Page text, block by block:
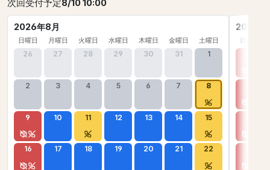
次回受付予定8/10 10:00
2026年8月
日曜日 月曜日 火曜日 水曜日 木曜日 金曜日 土曜日
26 27 28 29 30 31 1
2 3 4 5 6 7 8
9 10 11 12 13 14 15
16 17 18 19 20 21 22
2026年
日曜日